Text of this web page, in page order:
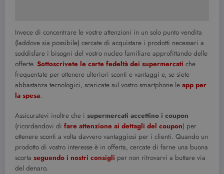
Invece di concentrare le vostre attenzioni in un solo punto vendita
(laddove sia possibile) cercate di acquistare i prodotti necessari a
soddisfare i bisogni del vostro nucleo familiare approfittando delle
offerte. Sottoscrivete le carte fedeltà dei supermercati che
frequentate per ottenere ulteriori sconti e vantaggi e, se siete
abbastanza tecnologici, scaricate sul vostro smartphone le app per
la spesa.
Assicuratevi inoltre che i supermercati accettino i coupon
(ricordandovi di fare attenzione ai dettagli del coupon) per
ottenere sconti a volta davvero vantaggiosi per i clienti. Quando un
prodotto di vostro interesse è in offerta, cercate di farne una buona
scorta seguendo i nostri consigli per non ritrovarvi a buttare via
del denaro.